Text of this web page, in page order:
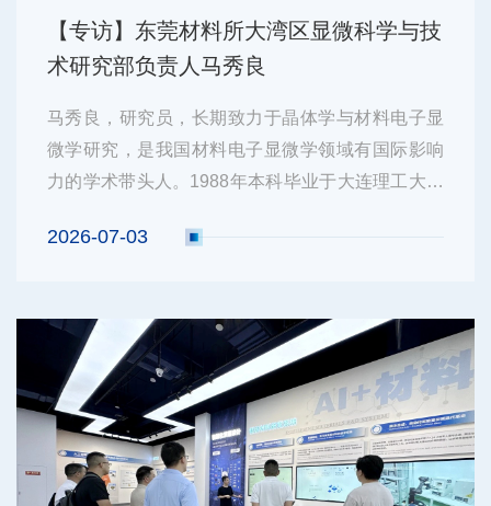
【专访】东莞材料所大湾区显微科学与技
术研究部负责人马秀良
马秀良，研究员，长期致力于晶体学与材料电子显
微学研究，是我国材料电子显微学领域有国际影响
力的学术带头人。1988年本科毕业于大连理工大学
家、中国电子显微事业的奠基人之一郭可信先生，
2026-07-03